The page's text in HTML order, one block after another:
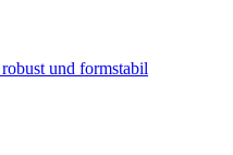
und formstabil